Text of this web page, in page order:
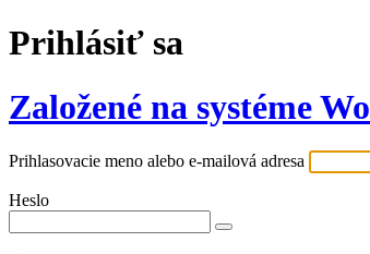
Prihlásiť sa
Založené na systéme
Prihlasovacie meno alebo e-mailová adresa
Heslo